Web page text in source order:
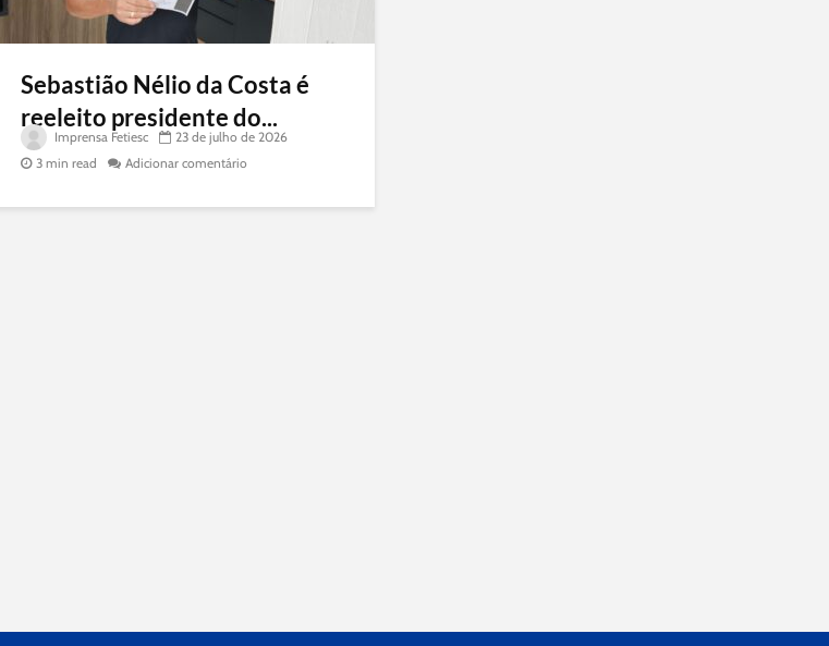
Sebastião Nélio da Costa é
reeleito presidente do...
Imprensa Fetiesc
23 de julho de 2026
3 min read
Adicionar comentário